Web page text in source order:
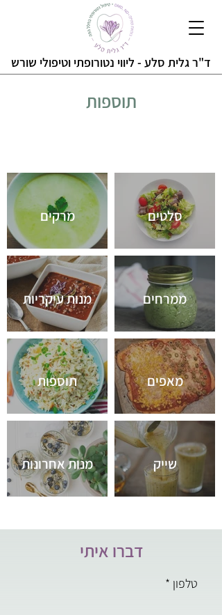
ד"ר גלית סלע - ליווי נטורופתי וטיפולי שורש
תוספות
מרקים סלטים
מנות עיקריות ממרחים
תוספות מאפים
מנות אחרונות שייק
דברו איתי
טלפון